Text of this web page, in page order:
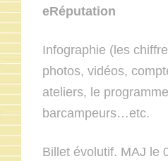
eRéputation
Infographie (les
photos, vidéos,
ateliers, le
barcampeurs…etc.
Billet évolutif. MAJ le